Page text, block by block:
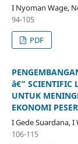
I Nyoman Wage,
94-105
PDF
â€“ SCIENTIFIC
UNTUK
EKONOMI
I Gede Suardana,
106-115